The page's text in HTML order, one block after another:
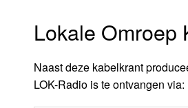
Lokale Omroep
Naast deze kabelkrant
LOK-Radio is te ontvangen via: